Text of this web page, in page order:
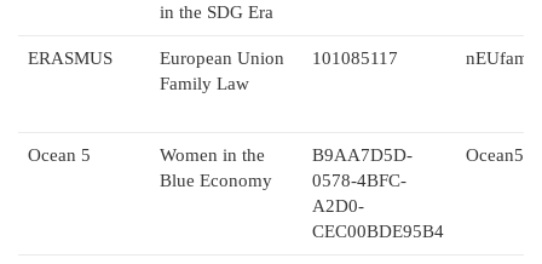
in the SDG Era
ERASMUS
European Union
Family Law
101085117 nEUfam
Ocean 5
Women in the
Blue Economy
B9AA7D5D-
0578-4BFC-
A2D0-
CEC00BDE95B4
Ocean5